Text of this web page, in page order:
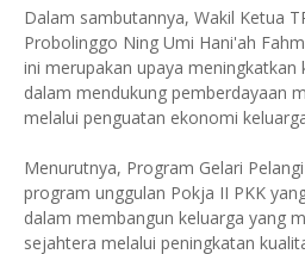
Dalam sambutannya, Wakil Ketua
Probolinggo Ning Umi Hani'ah
ini merupakan upaya meningkatkan
dalam mendukung pemberdayaan
melalui penguatan ekonomi
Menurutnya, Program Gelari
program unggulan Pokja II PKK
dalam membangun keluarga yang
sejahtera melalui peningkatan